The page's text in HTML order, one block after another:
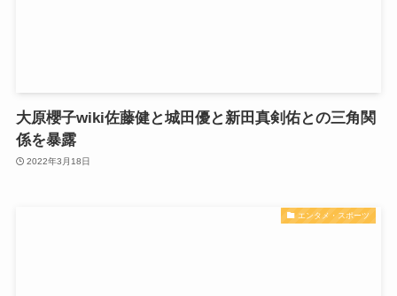
大原櫻子wiki佐藤健と城田優と新田真剣佑との三角関
係を暴露
2022年3月18日
エンタメ・スポーツ